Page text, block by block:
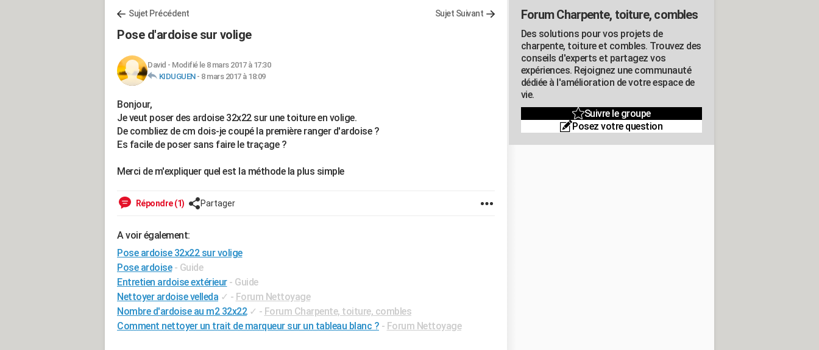
Sujet Précédent Sujet Suivant
Pose d'ardoise sur volige
David - Modifié le 8 mars 2017 à 17:30
KIDUGUEN- 8 mars 2017 à 18:09
Bonjour,
Je veut poser des ardoise 32x22 sur une toiture en volige.
De combliez de cm dois-je coupé la première ranger d'ardoise ?
Es facile de poser sans faire le traçage ?
Merci de m'expliquer quel est la méthode la plus simple
Répondre (1) Partager
A voir également:
Pose ardoise 32x22 sur volige
Pose ardoise - Guide
Entretien ardoise extérieur - Guide
Nettoyer ardoise velleda ✓ - Forum Nettoyage
Nombre d'ardoise au m2 32x22 ✓ - Forum Charpente, toiture, combles
Comment nettoyer un trait de marqueur sur un tableau blanc ? - Forum Nettoyage
Forum Charpente, toiture, combles
Des solutions pour vos projets de
charpente, toiture et combles. Trouvez des
conseils d'experts et partagez vos
expériences. Rejoignez une communauté
dédiée à l'amélioration de votre espace de
vie.
Suivre le groupe
Posez votre question